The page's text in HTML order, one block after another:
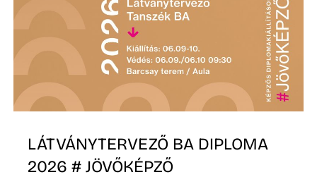
LÁTVÁNYTERVEZŐ BA DIPLOMA
2026 # JÖVŐKÉPZŐ